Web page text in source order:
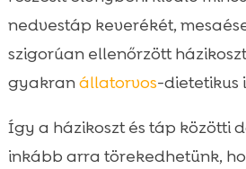
nedvestáp keverékét,
szigorúan ellenőrzött
gyakranállatorvos-dietetikus
Így a házikoszt és táp közötti
inkább arra törekedhetünk,